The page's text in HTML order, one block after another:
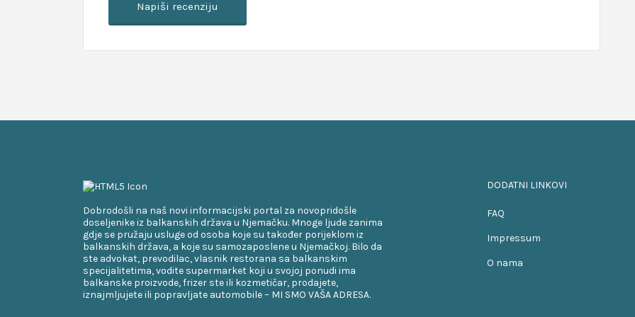
Dobrodošli na naš novi informacijski portal za novopridošle
doseljenike iz balkanskih država u Njemačku. Mnoge ljude zanima
gdje se pružaju usluge od osoba koje su također porijeklom iz
balkanskih država, a koje su samozaposlene u Njemačkoj. Bilo da
ste advokat, prevodilac, vlasnik restorana sa balkanskim
specijalitetima, vodite supermarket koji u svojoj ponudi ima
balkanske proizvode, frizer ste ili kozmetičar, prodajete,
iznajmljujete ili popravljate automobile – MI SMO VAŠA ADRESA.
DODATNI LINKOVI
FAQ
Impressum
O nama